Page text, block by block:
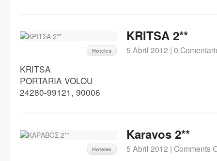
Hoteles
KRITSA 2**
5 Abril 2012 | 0
KRITSA
PORTARIA VOLOU
24280-99121, 90006
Hoteles
Karavos 2**
5 Abril 2012 | Comments